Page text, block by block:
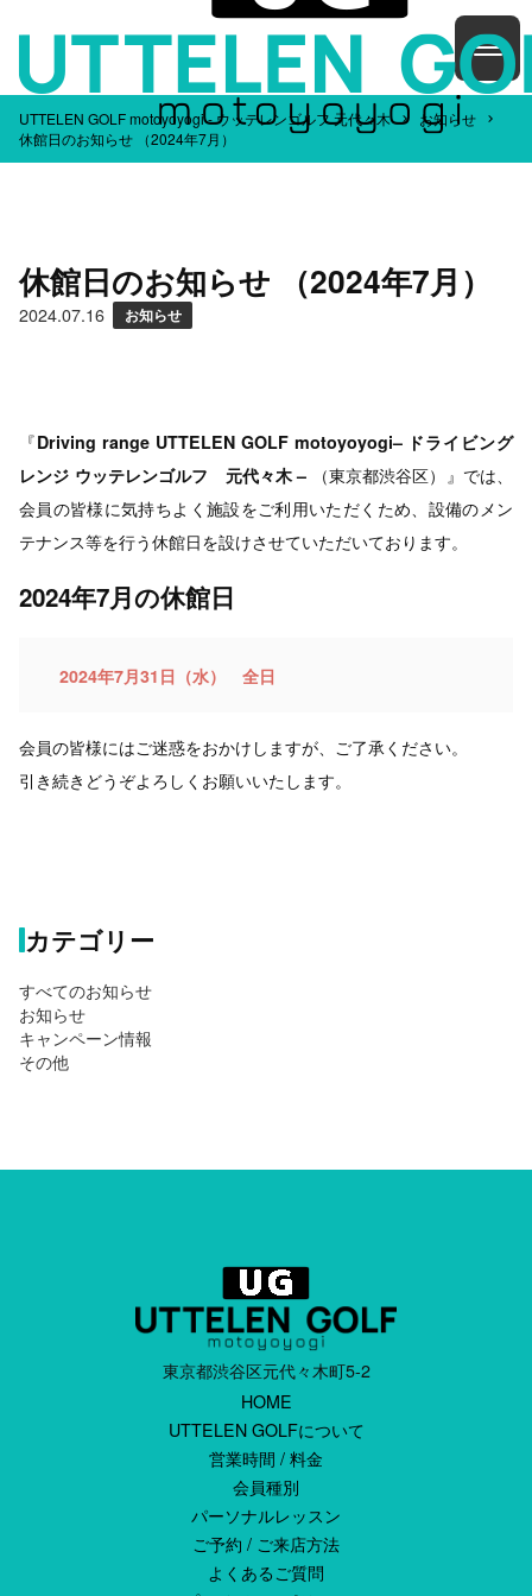
UTTELEN GOLF motoyoyogi - ウッテレンゴルフ 元代々木
お知らせ
休館日のお知らせ （2024年7月）
休館日のお知らせ （2024年7月）
2024.07.16 お知らせ
『Driving range UTTELEN GOLF motoyoyogi– ドライビング
レンジ ウッテレンゴルフ 元代々木 – （東京都渋谷区）』では、
会員の皆様に気持ちよく施設をご利用いただくため、設備のメン
テナンス等を行う休館日を設けさせていただいております。
2024年7月の休館日
2024年7月31日（水） 全日
会員の皆様にはご迷惑をおかけしますが、ご了承ください。
引き続きどうぞよろしくお願いいたします。
カテゴリー
すべてのお知らせ
お知らせ
キャンペーン情報
その他
東京都渋谷区元代々木町5-2
HOME
UTTELEN GOLFについて
営業時間 / 料金
会員種別
パーソナルレッスン
ご予約 / ご来店方法
よくあるご質問